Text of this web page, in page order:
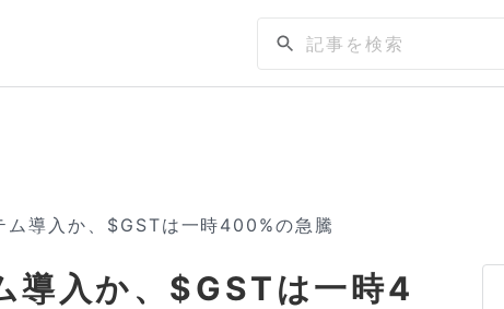
ム導入か、$GSTは一時400%の急騰
導入か、$GSTは一時4